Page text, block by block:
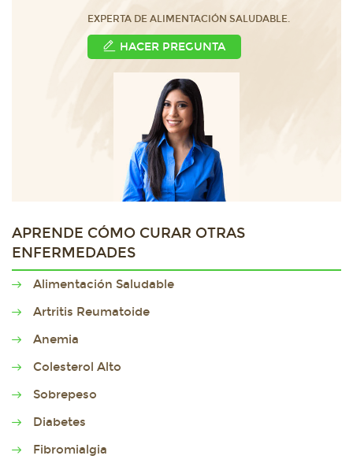
EXPERTA DE ALIMENTACIÓN SALUDABLE.
HACER PREGUNTA
APRENDE CÓMO CURAR OTRAS
ENFERMEDADES
Alimentación Saludable
Artritis Reumatoide
Anemia
Colesterol Alto
Sobrepeso
Diabetes
Fibromialgia